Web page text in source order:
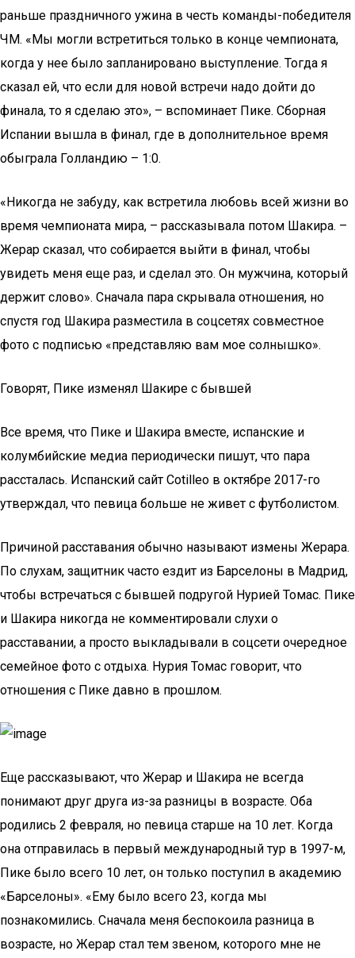
раньше праздничного ужина в честь команды-победителя
ЧМ. «Мы могли встретиться только в конце чемпионата,
когда у нее было запланировано выступление. Тогда я
сказал ей, что если для новой встречи надо дойти до
финала, то я сделаю это», – вспоминает Пике. Сборная
Испании вышла в финал, где в дополнительное время
обыграла Голландию – 1:0.
«Никогда не забуду, как встретила любовь всей жизни во
время чемпионата мира, – рассказывала потом Шакира. –
Жерар сказал, что собирается выйти в финал, чтобы
увидеть меня еще раз, и сделал это. Он мужчина, который
держит слово». Сначала пара скрывала отношения, но
спустя год Шакира разместила в соцсетях совместное
фото с подписью «представляю вам мое солнышко».
Говорят, Пике изменял Шакире с бывшей
Все время, что Пике и Шакира вместе, испанские и
колумбийские медиа периодически пишут, что пара
рассталась. Испанский сайт Cotilleo в октябре 2017-го
утверждал, что певица больше не живет с футболистом.
Причиной расставания обычно называют измены Жерара.
По слухам, защитник часто ездит из Барселоны в Мадрид,
чтобы встречаться с бывшей подругой Нурией Томас. Пике
и Шакира никогда не комментировали слухи о
расставании, а просто выкладывали в соцсети очередное
семейное фото с отдыха. Нурия Томас говорит, что
отношения с Пике давно в прошлом.
Еще рассказывают, что Жерар и Шакира не всегда
понимают друг друга из-за разницы в возрасте. Оба
родились 2 февраля, но певица старше на 10 лет. Когда
она отправилась в первый международный тур в 1997-м,
Пике было всего 10 лет, он только поступил в академию
«Барселоны». «Ему было всего 23, когда мы
познакомились. Сначала меня беспокоила разница в
возрасте, но Жерар стал тем звеном, которого мне не